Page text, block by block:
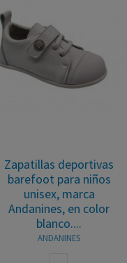
barefoot
de piel
para niños
marca Titanitos,
en...
TITANITOS